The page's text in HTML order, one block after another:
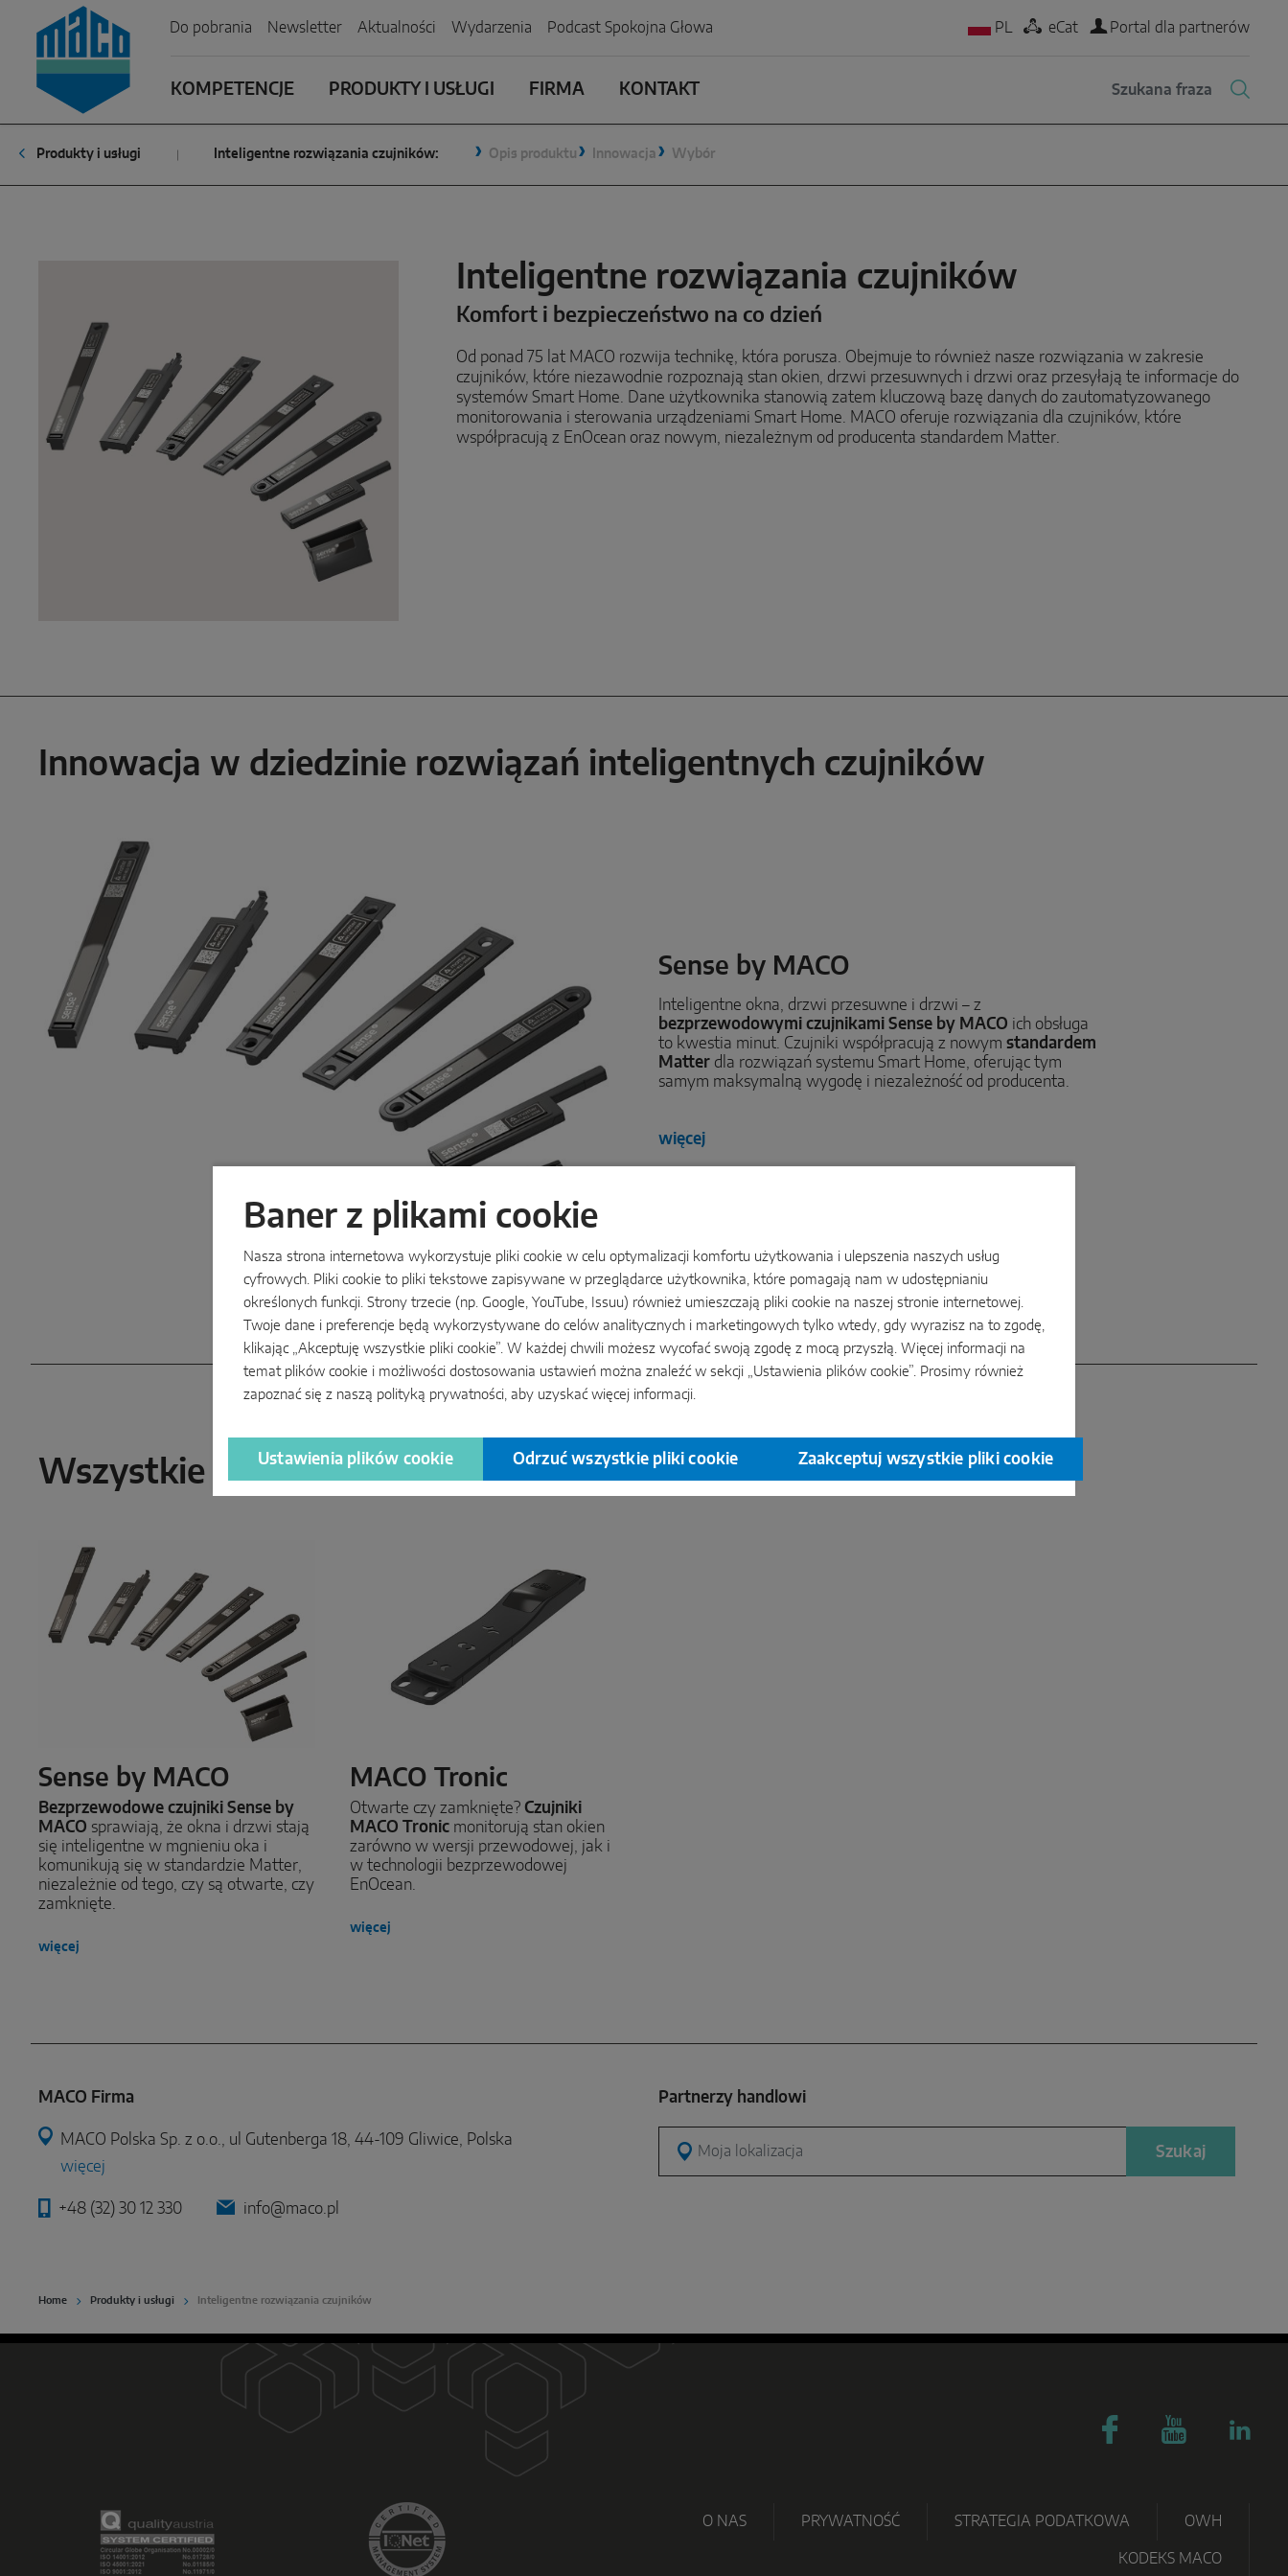
Zum Inhalt
Zum Inhaltsverzeichnis
Zur Hautpnavigation
Do pobrania Newsletter Aktualności Wydarzenia Podcast Spokojna Głowa PL eCat Portal dla partnerów
KOMPETENCJE PRODUKTY I USŁUGI FIRMA KONTAKT
Produkty i usługi Inteligentne rozwiązania czujników: Opis produktu Innowacja Wybór
Inteligentne rozwiązania czujników
Komfort i bezpieczeństwo na co dzień
Od ponad 75 lat MACO rozwija technikę, która porusza. Obejmuje to również nasze rozwiązania w zakresie
czujników, które niezawodnie rozpoznają stan okien, drzwi przesuwnych i drzwi oraz przesyłają te informacje do
systemów Smart Home. Dane użytkownika stanowią zatem kluczową bazę danych do zautomatyzowanego
monitorowania i sterowania urządzeniami Smart Home. MACO oferuje rozwiązania dla czujników, które
współpracują z EnOcean oraz nowym, niezależnym od producenta standardem Matter.
Innowacja w dziedzinie rozwiązań inteligentnych czujników
Sense by MACO
Inteligentne okna, drzwi przesuwne i drzwi – z
bezprzewodowymi czujnikami Sense by MACO ich obsługa
to kwestia minut. Czujniki współpracują z nowym standardem
Matterdla rozwiązań systemu Smart Home, oferując tym
samym maksymalną wygodę i niezależność od producenta.
więcej
Wszystkie inteligentne czujniki MACO
Sense by MACO
Bezprzewodowe czujniki Sense by
MACO sprawiają, że okna i drzwi stają
się inteligentne w mgnieniu oka i
komunikują się w standardzie Matter,
niezależnie od tego, czy są otwarte, czy
zamknięte.
więcej
MACO Tronic
Otwarte czy zamknięte? Czujniki
MACO Tronic monitorują stan okien
zarówno w wersji przewodowej, jak i
w technologii bezprzewodowej
EnOcean.
więcej
MACO Firma
MACO Polska Sp. z o.o., ul Gutenberga 18, 44-109 Gliwice, Polska
więcej
+48 (32) 30 12 330 info@maco.pl
Partnerzy handlowi
Moja lokalizacja
Szukaj
Home Produkty i usługi Inteligentne rozwiązania czujników
O NAS PRYWATNOŚĆ STRATEGIA PODATKOWA OWH
KODEKS MACO
Baner z plikami cookie
Nasza strona internetowa wykorzystuje pliki cookie w celu optymalizacji komfortu użytkowania i ulepszenia naszych usług
cyfrowych. Pliki cookie to pliki tekstowe zapisywane w przeglądarce użytkownika, które pomagają nam w udostępnianiu
określonych funkcji. Strony trzecie (np. Google, YouTube, Issuu) również umieszczają pliki cookie na naszej stronie internetowej.
Twoje dane i preferencje będą wykorzystywane do celów analitycznych i marketingowych tylko wtedy, gdy wyrazisz na to zgodę,
klikając „Akceptuję wszystkie pliki cookie”. W każdej chwili możesz wycofać swoją zgodę z mocą przyszłą. Więcej informacji na
temat plików cookie i możliwości dostosowania ustawień można znaleźć w sekcji „Ustawienia plików cookie”. Prosimy również
zapoznać się z naszą polityką prywatności , aby uzyskać więcej informacji.
Ustawienia plików cookie Odrzuć wszystkie pliki cookie Zaakceptuj wszystkie pliki cookie